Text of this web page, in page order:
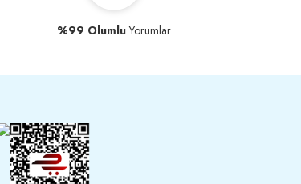
%99 OlumluYorumlar